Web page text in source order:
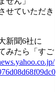
せていただき
新聞6社に
みたら「すご